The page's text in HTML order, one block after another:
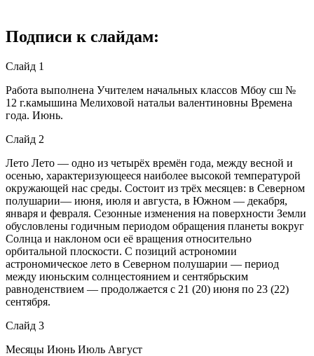
Подписи к слайдам:
Слайд 1
Работа выполнена Учителем начальных классов Мбоу сш №
12 г.камышина Мелиховой натальи валентиновны Времена
года. Июнь.
Слайд 2
Лето Лето — одно из четырёх времён года, между весной и
осенью, характеризующееся наиболее высокой температурой
окружающей нас среды. Состоит из трёх месяцев: в Северном
полушарии— июня, июля и августа, в Южном — декабря,
января и февраля. Сезонные изменения на поверхности Земли
обусловлены годичным периодом обращения планеты вокруг
Солнца и наклоном оси её вращения относительно
орбитальной плоскости. С позиций астрономии
астрономическое лето в Северном полушарии — период
между июньским солнцестоянием и сентябрьским
равноденствием — продолжается с 21 (20) июня по 23 (22)
сентября.
Слайд 3
Месяцы Июнь Июль Август